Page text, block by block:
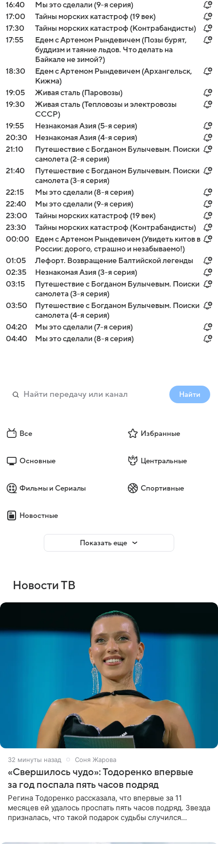
16:40
Мы это сделали (9-я серия)
17:00
Тайны морских катастроф (19 век)
17:30
Тайны морских катастроф (Контрабандисты)
17:55
Едем с Артемом Рындевичем (Позы бурят,
буддизм и таяние льдов. Что делать на
Байкале не зимой?)
18:30
Едем с Артемом Рындевичем (Архангельск,
Кижма)
19:05
Живая сталь (Паровозы)
19:30
Живая сталь (Тепловозы и электровозы
СССР)
19:55
Незнакомая Азия (5-я серия)
20:30
Незнакомая Азия (4-я серия)
21:10
Путешествие с Богданом Булычевым. Поиски
самолета (2-я серия)
21:40
Путешествие с Богданом Булычевым. Поиски
самолета (3-я серия)
22:15
Мы это сделали (8-я серия)
22:40
Мы это сделали (9-я серия)
23:00
Тайны морских катастроф (19 век)
23:30
Тайны морских катастроф (Контрабандисты)
00:00
Едем с Артемом Рындевичем (Увидеть китов в
России: дорого, страшно и незабываемо!)
01:05
Лефорт. Возвращение Балтийской легенды
02:35
Незнакомая Азия (3-я серия)
03:15
Путешествие с Богданом Булычевым. Поиски
самолета (3-я серия)
03:50
Путешествие с Богданом Булычевым. Поиски
самолета (4-я серия)
04:20
Мы это сделали (7-я серия)
04:40
Мы это сделали (8-я серия)
Найти
Все Избранные
Основные Центральные
Фильмы и Сериалы Спортивные
Новостные
Показать еще
Новости ТВ
32 минуты назад Соня Жарова
«Свершилось чудо»: Тодоренко впервые
за год поспала пять часов подряд
Регина Тодоренко рассказала, что впервые за 11
месяцев ей удалось проспать пять часов подряд. Звезда
призналась, что такой подарок судьбы случился